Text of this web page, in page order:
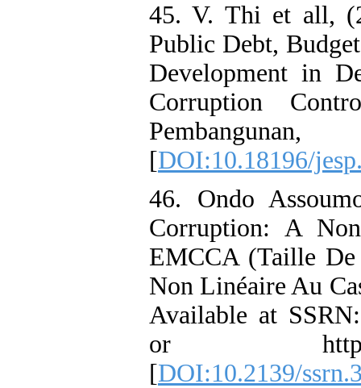
45. V. Thi et all,
Public Debt,
Development in
Corruption
Pembangunan,
[DOI:10.18196/
46. Ondo
Corruption: A
EMCCA (Taille
Non Linéaire Au
Available at
or http://
[DOI:10.2139/